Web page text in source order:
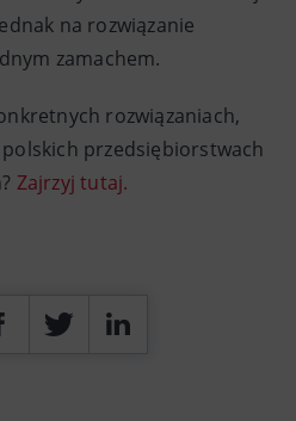
na rozwiązanie
zamachem.
rozwiązaniach,
przedsiębiorstwach
Zajrzyj tutaj.